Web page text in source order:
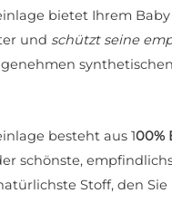
bietet Ihrem
und schützt seine
besteht aus 100%
schönste,
Stoff, den Sie